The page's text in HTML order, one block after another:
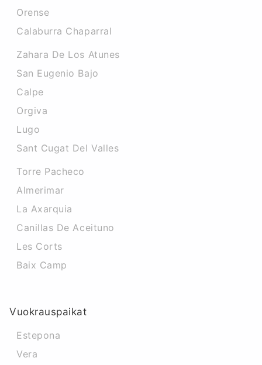
Orense
Calaburra Chaparral
Zahara De Los Atunes
San Eugenio Bajo
Calpe
Orgiva
Lugo
Sant Cugat Del Valles
Torre Pacheco
Almerimar
La Axarquia
Canillas De Aceituno
Les Corts
Baix Camp
Vuokrauspaikat
Estepona
Vera